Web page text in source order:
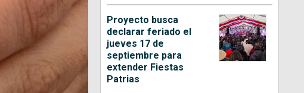
Proyecto busca
declarar feriado el
jueves 17 de
septiembre para
extender Fiestas
Patrias